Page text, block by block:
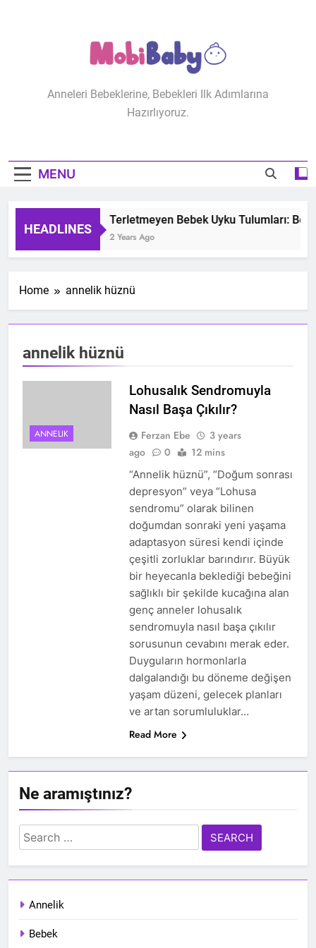
MobiBaby
Anneleri Bebeklerine, Bebekleri Ilk Adımlarına
Hazırlıyoruz.
MENU
HEADLINES
Terletmeyen Bebek Uyku Tulumları:
2 Years Ago
Home annelik hüznü
annelik hüznü
ANNELIK
Lohusalık Sendromuyla
Nasıl Başa Çıkılır?
Ferzan Ebe
3 years
ago
0 12 mins
“Annelik hüznü”, “Doğum sonrası
depresyon” veya “Lohusa
sendromu” olarak bilinen
doğumdan sonraki yeni yaşama
adaptasyon süresi kendi içinde
çeşitli zorluklar barındırır. Büyük
bir heyecanla beklediği bebeğini
sağlıklı bir şekilde kucağına alan
genç anneler lohusalık
sendromuyla nasıl başa çıkılır
sorusunun cevabını merak eder.
Duyguların hormonlarla
dalgalandığı bu döneme değişen
yaşam düzeni, gelecek planları
ve artan sorumluluklar…
Read More
Ne aramıştınız?
Search
for:
Annelik
Bebek